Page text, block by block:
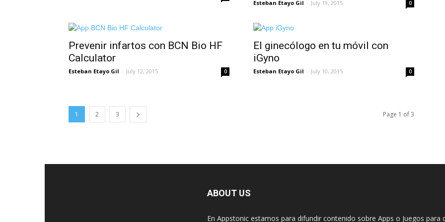
Esteban Etayo Gil - July 19, 2015 0
Prevenir infartos con BCN Bio HF
Calculator
Esteban Etayo Gil - July 12, 2015 0
El ginecólogo en tu móvil con
iGyno
Esteban Etayo Gil - July 10, 2015 0
1 2 3 Page 1 of 3
ABOUT US
En Appstonic estamos para difundir contenido sobre Apps o Juegos para